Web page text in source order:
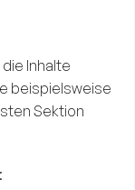
Inhalte
beispielsweise
Sektion